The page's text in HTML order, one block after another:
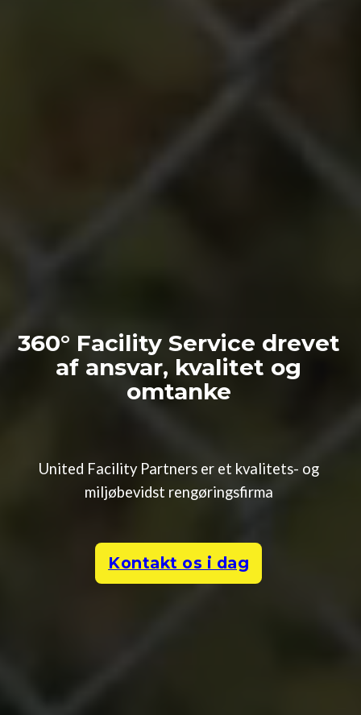
360° Facility Service drevet
af ansvar, kvalitet og
omtanke
United Facility Partners er et kvalitets- og
miljøbevidst rengøringsfirma
Kontakt os i dag